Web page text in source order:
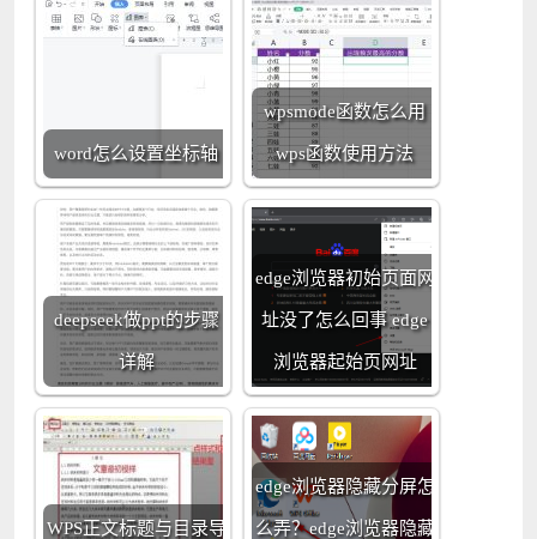
word怎么设置坐标轴
wpsmode函数怎么用
wps函数使用方法
deepseek做ppt的步骤
详解
edge浏览器初始页面网
址没了怎么回事 edge
浏览器起始页网址
WPS正文标题与目录导
edge浏览器隐藏分屏怎
么弄？edge浏览器隐藏